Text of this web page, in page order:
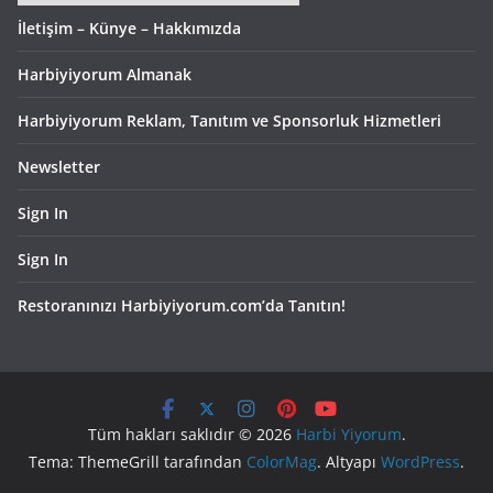
İletişim – Künye – Hakkımızda
Harbiyiyorum Almanak
Harbiyiyorum Reklam, Tanıtım ve Sponsorluk Hizmetleri
Newsletter
Sign In
Sign In
Restoranınızı Harbiyiyorum.com’da Tanıtın!
Tüm hakları saklıdır © 2026 Harbi Yiyorum.
Tema: ThemeGrill tarafından ColorMag. Altyapı WordPress.